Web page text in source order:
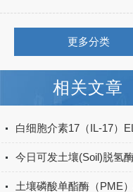
更多分类
相关文章